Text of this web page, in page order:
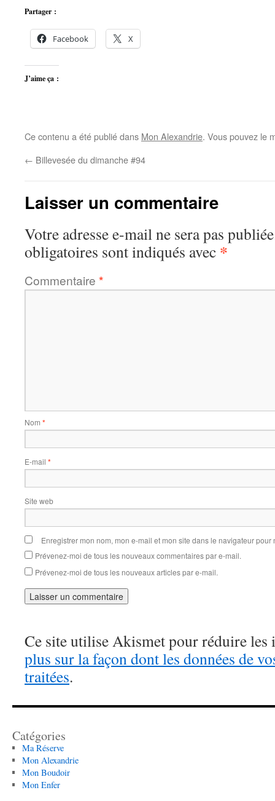
Partager :
Facebook X
J’aime ça :
Ce contenu a été publié dans Mon Alexandrie. Vous pouvez le
← Billevesée du dimanche #94
Laisser un commentaire
Votre adresse e-mail ne sera pas
obligatoires sont indiqués avec *
Commentaire *
Nom *
E-mail *
Site web
Enregistrer mon nom, mon e-mail et mon site dans le navigateur
Prévenez-moi de tous les nouveaux commentaires par e-mail.
Prévenez-moi de tous les nouveaux articles par e-mail.
Ce site utilise Akismet pour réduire les
plus sur la façon dont les données de
traitées.
Catégories
Ma Réserve
Mon Alexandrie
Mon Boudoir
Mon Enfer